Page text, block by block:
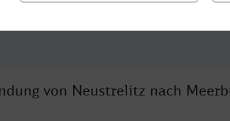
von Neustrelitz nach